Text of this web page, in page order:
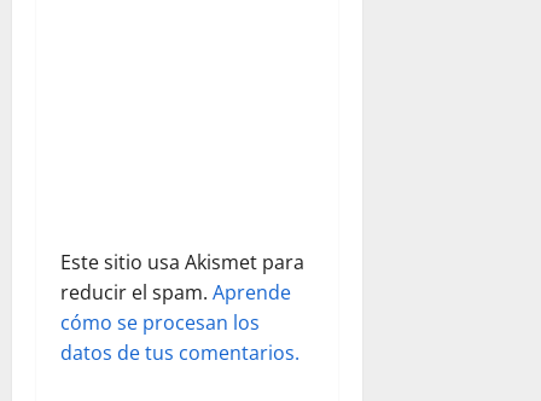
d
a
s
Este sitio usa Akismet para
reducir el spam. Aprende
cómo se procesan los
datos de tus comentarios.